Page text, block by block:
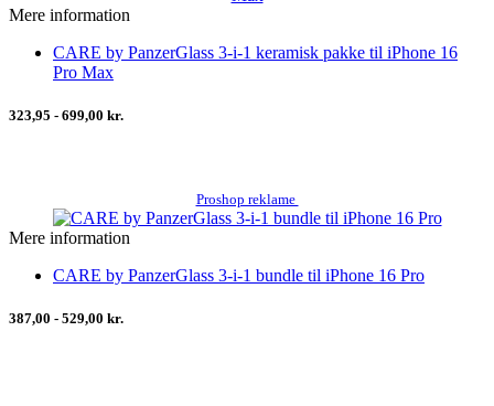
Mere information
CARE by PanzerGlass 3-i-1 keramisk pakke til iPhone 16
Pro Max
323,95 - 699,00 kr.
Proshop reklame
Mere information
CARE by PanzerGlass 3-i-1 bundle til iPhone 16 Pro
387,00 - 529,00 kr.